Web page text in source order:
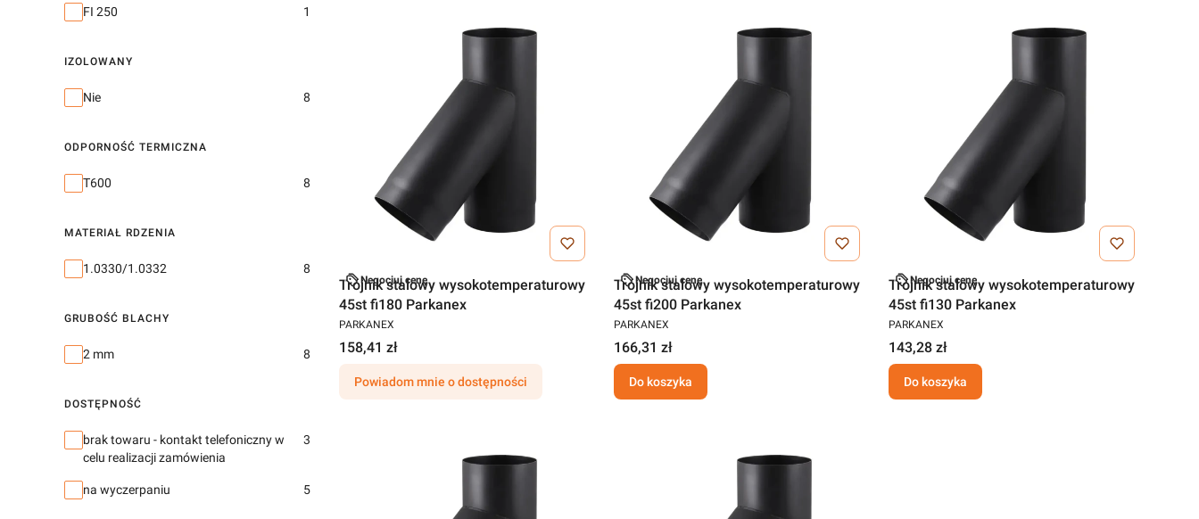
FI 250 1
IZOLOWANY
Izolowany
Nie 8
ODPORNOŚĆ TERMICZNA
Odporność termiczna
T600 8
MATERIAŁ RDZENIA
Materiał rdzenia
1.0330/1.0332 8
GRUBOŚĆ BLACHY
Grubość blachy
2 mm 8
DOSTĘPNOŚĆ
Dostępność
brak towaru - kontakt telefoniczny w
celu realizacji zamówienia
3
na wyczerpaniu 5
Negocjuj cenę
Trójnik stalowy wysokotemperaturowy
45st fi180 Parkanex
PARKANEX
158,41 zł
Powiadom mnie o dostępności
Negocjuj cenę
Trójnik stalowy wysokotemperaturowy
45st fi200 Parkanex
PARKANEX
166,31 zł
Do koszyka
Negocjuj cenę
Trójnik stalowy wysokotemperaturowy
45st fi130 Parkanex
PARKANEX
143,28 zł
Do koszyka